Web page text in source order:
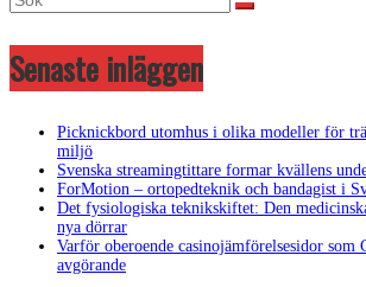
Senaste inläggen
Picknickbord utomhus i olika modeller för
miljö
Svenska streamingtittare formar kvällens
ForMotion – ortopedteknik och bandagist i
Det fysiologiska teknikskiftet: Den
nya dörrar
Varför oberoende casinojämförelsesidor som
avgörande